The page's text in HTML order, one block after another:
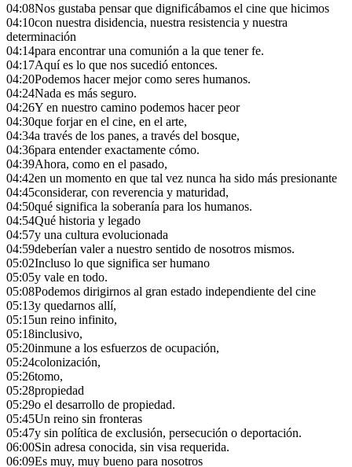
04:08Nos gustaba pensar que dignificábamos el cine que hicimos
04:10con nuestra disidencia, nuestra resistencia y nuestra
determinación
04:14para encontrar una comunión a la que tener fe.
04:17Aquí es lo que nos sucedió entonces.
04:20Podemos hacer mejor como seres humanos.
04:24Nada es más seguro.
04:26Y en nuestro camino podemos hacer peor
04:30que forjar en el cine, en el arte,
04:34a través de los panes, a través del bosque,
04:36para entender exactamente cómo.
04:39Ahora, como en el pasado,
04:42en un momento en que tal vez nunca ha sido más presionante
04:45considerar, con reverencia y maturidad,
04:50qué significa la soberanía para los humanos.
04:54Qué historia y legado
04:57y una cultura evolucionada
04:59deberían valer a nuestro sentido de nosotros mismos.
05:02Incluso lo que significa ser humano
05:05y vale en todo.
05:08Podemos dirigirnos al gran estado independiente del cine
05:13y quedarnos allí,
05:15un reino infinito,
05:18inclusivo,
05:20inmune a los esfuerzos de ocupación,
05:24colonización,
05:26tomo,
05:28propiedad
05:29o el desarrollo de propiedad.
05:45Un reino sin fronteras
05:47y sin política de exclusión, persecución o deportación.
06:00Sin adresa conocida, sin visa requerida.
06:09Es muy, muy bueno para nosotros